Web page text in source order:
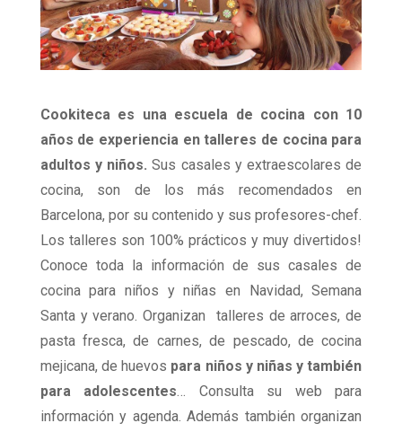
Cookiteca es una escuela de cocina con 10
años de experiencia en talleres de cocina para
adultos y niños. Sus casales y extraescolares de
cocina, son de los más recomendados en
Barcelona, por su contenido y sus profesores-chef.
Los talleres son 100% prácticos y muy divertidos!
Conoce toda la información de sus casales de
cocina para niños y niñas en Navidad, Semana
Santa y verano. Organizan talleres de arroces, de
pasta fresca, de carnes, de pescado, de cocina
mejicana, de huevos para niños y niñas y también
para adolescentes… Consulta su web para
información y agenda. Además también organizan